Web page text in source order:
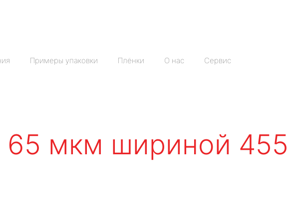
Примеры упаковки Плёнки О нас Сервис
65 мкм шириной 455